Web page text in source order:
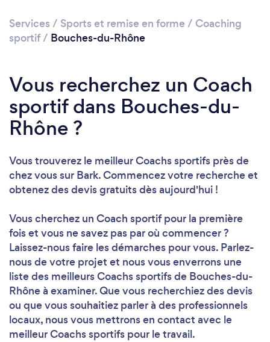
Services / Sports et remise en forme / Coaching
sportif/ Bouches-du-Rhône
Vous recherchez un Coach
sportif dans Bouches-du-
Rhône ?
Vous trouverez le meilleur Coachs sportifs près de
chez vous sur Bark. Commencez votre recherche et
obtenez des devis gratuits dès aujourd'hui !
Vous cherchez un Coach sportif pour la première
fois et vous ne savez pas par où commencer ?
Laissez-nous faire les démarches pour vous. Parlez-
nous de votre projet et nous vous enverrons une
liste des meilleurs Coachs sportifs de Bouches-du-
Rhône à examiner. Que vous recherchiez des devis
ou que vous souhaitiez parler à des professionnels
locaux, nous vous mettrons en contact avec le
meilleur Coachs sportifs pour le travail.